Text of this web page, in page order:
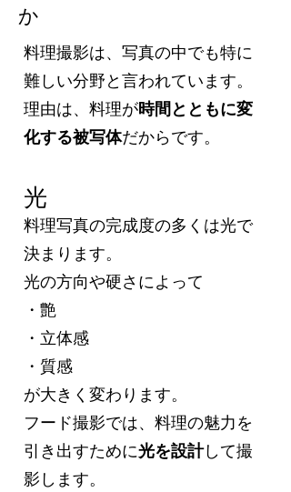
か
料理撮影は、写真の中でも特に
難しい分野と言われています。
理由は、料理が時間とともに変
化する被写体だからです。
光
料理写真の完成度の多くは光で
決まります。
光の方向や硬さによって
・艶
・立体感
・質感
が大きく変わります。
フード撮影では、料理の魅力を
引き出すために光を設計して撮
影します。